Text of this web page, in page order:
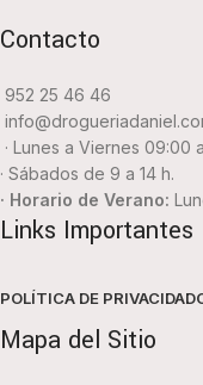
Contacto
952 25 46 46
· Lunes a Viernes 09:00
· Sábados de 9 a 14 h.
· Horario de Verano:
Links Importantes
POLÍTICA DE PRIVACIDAD
Mapa del Sitio